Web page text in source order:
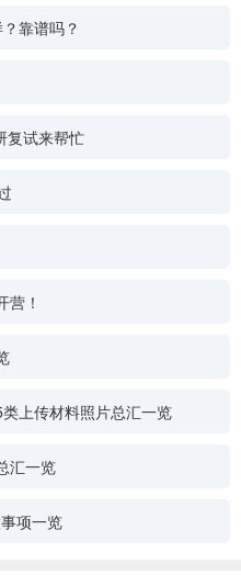
靠谱吗？
复试来帮忙
！
上传材料照片总汇一览
汇一览
项一览